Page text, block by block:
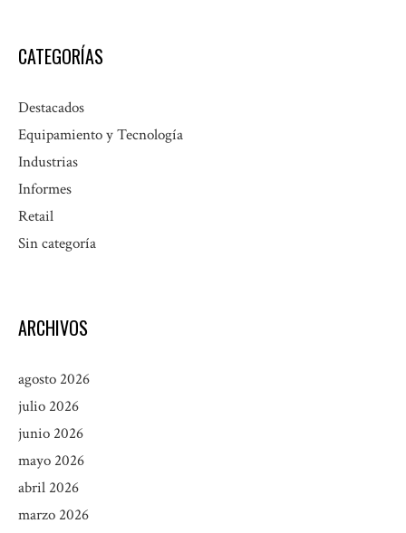
CATEGORÍAS
Destacados
Equipamiento y Tecnología
Industrias
Informes
Retail
Sin categoría
ARCHIVOS
agosto 2026
julio 2026
junio 2026
mayo 2026
abril 2026
marzo 2026